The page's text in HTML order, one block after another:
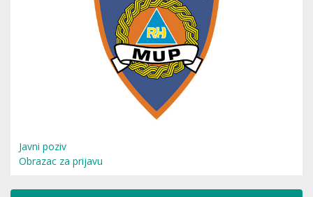
Javni poziv
Obrazac za prijavu